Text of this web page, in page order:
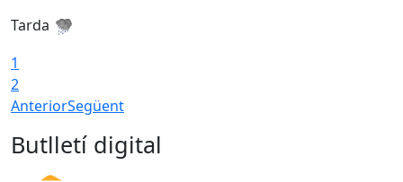
Tarda
1
2
AnteriorSegüent
Butlletí digital